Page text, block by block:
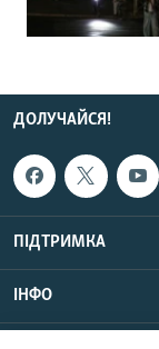
ДОЛУЧАЙСЯ!
ПІДТРИМКА
ІНФО